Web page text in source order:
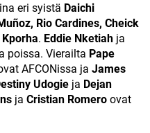
eri syistä Daichi
Rio Cardines, Cheick
. Eddie Nketiah ja
poissa. Vierailta Pape
AFCONissa ja James
Udogie ja Dejan
ja Cristian Romero ovat